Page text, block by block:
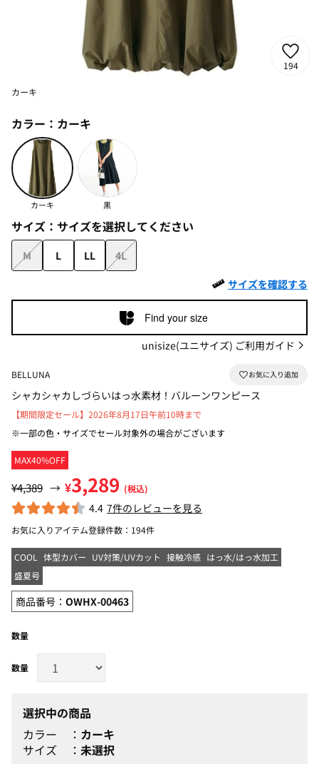
194
カーキ
カラー： カーキ
カーキ 黒
サイズ： サイズを選択してください
M L LL
4L
サイズを確認する
Find your size
unisize(ユニサイズ) ご利用ガイド
BELLUNA
シャカシャカしづらいはっ水素材！バルーンワンピース
MAX40%OFF
【期間限定セール】2026年8月17日午前10時まで
※一部の色・サイズでセール対象外の場合がございます
¥4,389 → ¥3,289 (税込)
4.4 7件のレビューを見る
お気に入りアイテム登録件数： 194件
COOL 体型カバー UV対策/UVカット 接触冷感 はっ水/はっ水加工
盛夏号
商品番号： OWHX-00463
数量
選択中の商品
カラー
カーキ
サイズ
未選択